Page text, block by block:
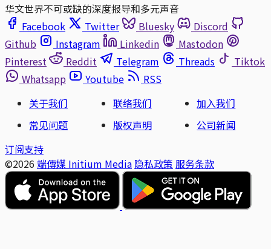
华文世界不可或缺的深度报导和多元声音
Facebook
Twitter Bluesky
Discord
Github
Instagram Linkedin
Mastodon
Pinterest
Reddit Telegram Threads
Tiktok
Whatsapp
Youtube
RSS
关于我们
联络我们
加入我们
常见问题
版权声明
公司新闻
订阅支持
©2026 端傳媒 Initium Media 隐私政策 服务条款